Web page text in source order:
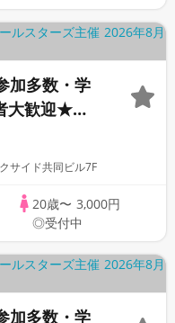
加多数・学
大歓迎★初
達作り麻雀
サイド共同ビル7F
20歳〜 3,000円
◎受付中
加多数・学